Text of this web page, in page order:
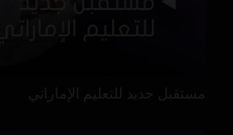
مستقبل جديد للتعليم الإماراتي